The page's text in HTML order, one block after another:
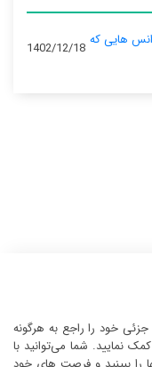
هایی که 1402/12/18
خود را راجع به هرگونه
نمایید. شما می‌توانید با